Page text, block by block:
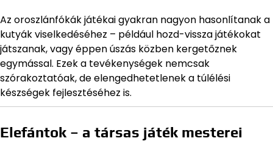
Az oroszlánfókák játékai gyakran nagyon hasonlítanak a
kutyák viselkedéséhez – például hozd-vissza játékokat
játszanak, vagy éppen úszás közben kergetőznek
egymással. Ezek a tevékenységek nemcsak
szórakoztatóak, de elengedhetetlenek a túlélési
készségek fejlesztéséhez is.
Elefántok – a társas játék mesterei